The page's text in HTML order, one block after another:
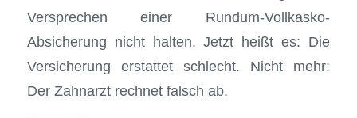
Versprechen einer Rundum-Vollkasko-
Absicherung nicht halten. Jetzt heißt es: Die
Versicherung erstattet schlecht. Nicht mehr:
Der Zahnarzt rechnet falsch ab.